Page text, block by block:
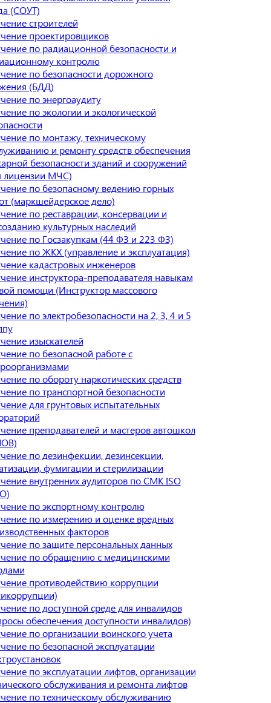
(СОУТ)
строителей
проектировщиков
по радиационной безопасности и
контролю
по безопасности дорожного
(БДД)
по энергоаудиту
по экологии и экологической
по монтажу, техническому
и ремонту средств обеспечения
безопасности зданий и сооружений
лицензии МЧС)
по безопасному ведению горных
(маркшейдерское дело)
по реставрации, консервации и
культурных наследий
по Госзакупкам (44 ФЗ и 223 ФЗ)
по ЖКХ (управление и эксплуатация)
кадастровых инженеров
инструктора-преподавателя навыкам
помощи (Инструктор массового
по электробезопасности на 2, 3, 4 и 5
изыскателей
по безопасной работе с
по обороту наркотических средств
по транспортной безопасности
для грунтовых испытательных
преподавателей и мастеров автошкол
по дезинфекции, дезинсекции,
фумигации и стерилизации
внутренних аудиторов по СМК ISO
по экспортному контролю
по измерению и оценке вредных
факторов
по защите персональных данных
по обращению с медицинскими
противодействию коррупции
по доступной среде для инвалидов
обеспечения доступности инвалидов)
по организации воинского учета
по безопасной эксплуатации
по эксплуатации лифтов, организации
обслуживания и ремонта лифтов
по техническому обслуживанию